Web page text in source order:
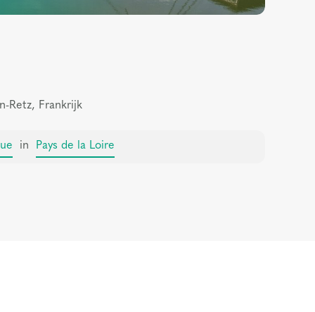
Retz, Frankrijk
in Pays de la Loire